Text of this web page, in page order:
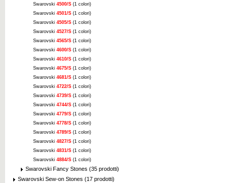
Swarovski 4500/S (1 colori)
Swarovski 4501/S (1 colori)
Swarovski 4505/S (1 colori)
Swarovski 4527/S (1 colori)
Swarovski 4565/S (1 colori)
Swarovski 4600/S (1 colori)
Swarovski 4610/S (1 colori)
Swarovski 4675/S (1 colori)
Swarovski 4681/S (1 colori)
Swarovski 4722/S (1 colori)
Swarovski 4739/S (1 colori)
Swarovski 4744/S (1 colori)
Swarovski 4779/S (1 colori)
Swarovski 4778/S (1 colori)
Swarovski 4789/S (1 colori)
Swarovski 4827/S (1 colori)
Swarovski 4831/S (1 colori)
Swarovski 4884/S (1 colori)
Swarovski Fancy Stones (35 prodotti)
Swarovski Sew-on Stones (17 prodotti)